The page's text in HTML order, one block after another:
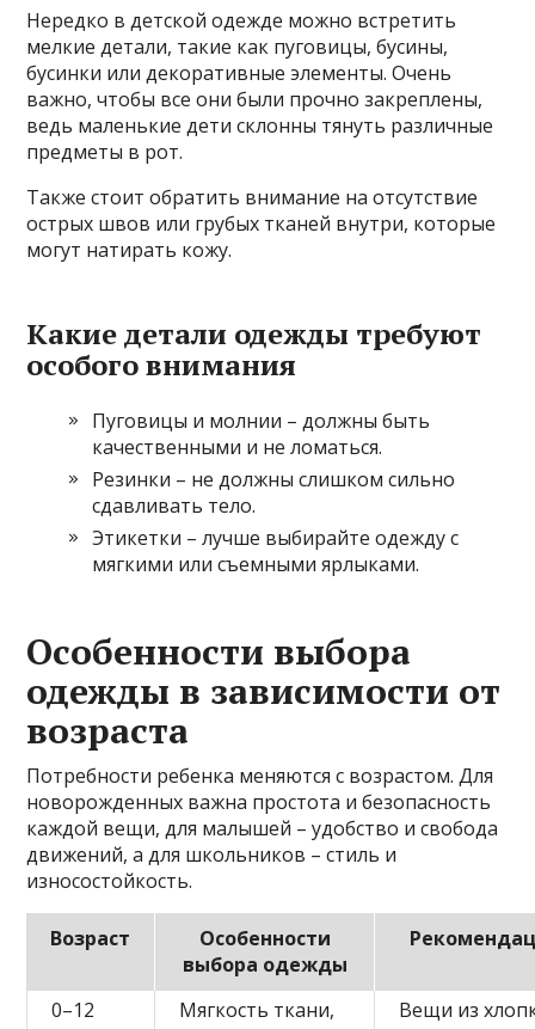
Нередко в детской одежде можно встретить
мелкие детали, такие как пуговицы, бусины,
бусинки или декоративные элементы. Очень
важно, чтобы все они были прочно закреплены,
ведь маленькие дети склонны тянуть различные
предметы в рот.
Также стоит обратить внимание на отсутствие
острых швов или грубых тканей внутри, которые
могут натирать кожу.
Какие детали одежды требуют
особого внимания
Пуговицы и молнии – должны быть
качественными и не ломаться.
Резинки – не должны слишком сильно
сдавливать тело.
Этикетки – лучше выбирайте одежду с
мягкими или съемными ярлыками.
Особенности выбора
одежды в зависимости от
возраста
Потребности ребенка меняются с возрастом. Для
новорожденных важна простота и безопасность
каждой вещи, для малышей – удобство и свобода
движений, а для школьников – стиль и
износостойкость.
Возраст
Особенности
выбора одежды
0–12
Мягкость ткани,
Вещи из